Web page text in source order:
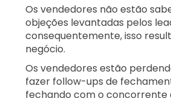
Os vendedores não estão
objeções levantadas pelos
consequentemente, isso
negócio.
Os vendedores estão
fazer follow-ups de
fechando com o concorrente